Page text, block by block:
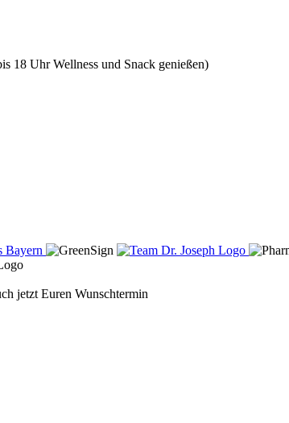
18 Uhr Wellness und Snack genießen)
jetzt Euren Wunschtermin